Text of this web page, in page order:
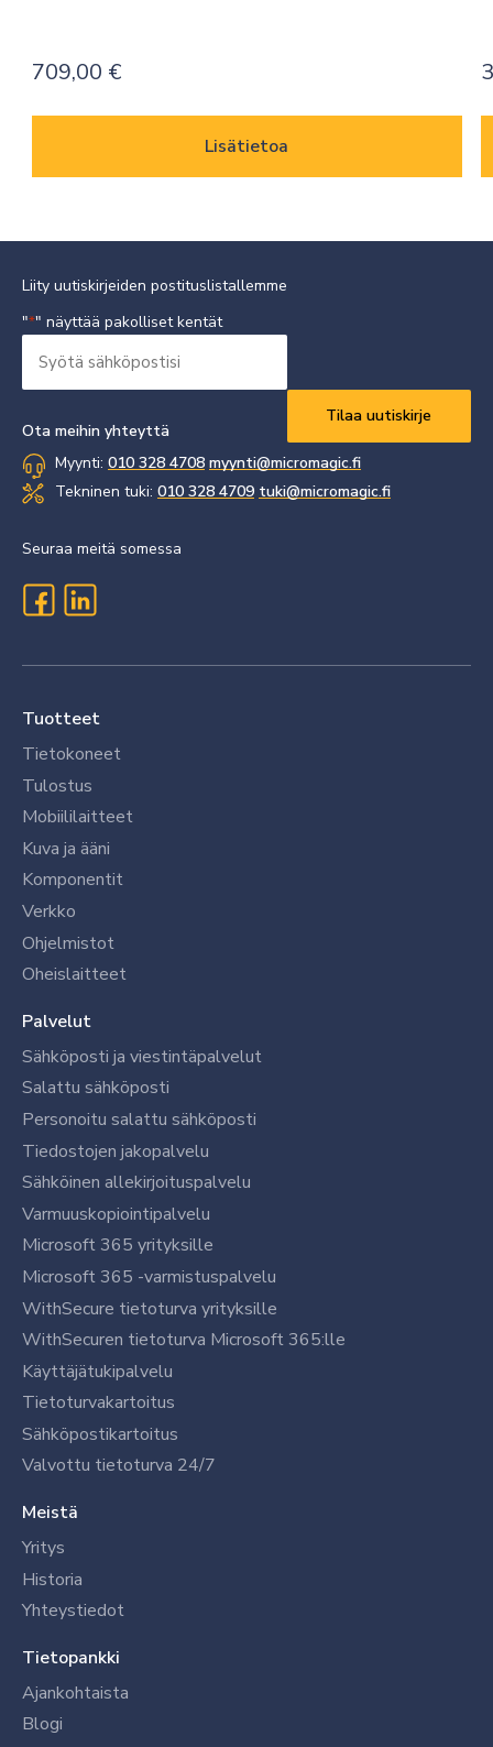
709,00 €
Lisätietoa
Liity uutiskirjeiden postituslistallemme
"*" näyttää pakolliset kentät
sähköpostisi
Ota meihin yhteyttä
Myynti: 010 328 4708 myynti@micromagic.fi
Tekninen tuki: 010 328 4709 tuki@micromagic.fi
Seuraa meitä somessa
Tuotteet
Tietokoneet
Tulostus
Mobiililaitteet
Kuva ja ääni
Komponentit
Verkko
Ohjelmistot
Oheislaitteet
Palvelut
Sähköposti ja viestintäpalvelut
Salattu sähköposti
Personoitu salattu sähköposti
Tiedostojen jakopalvelu
Sähköinen allekirjoituspalvelu
Varmuuskopiointipalvelu
Microsoft 365 yrityksille
Microsoft 365 -varmistuspalvelu
WithSecure tietoturva yrityksille
WithSecuren tietoturva Microsoft 365:lle
Käyttäjätukipalvelu
Tietoturvakartoitus
Sähköpostikartoitus
Valvottu tietoturva 24/7
Meistä
Yritys
Historia
Yhteystiedot
Tietopankki
Ajankohtaista
Blogi